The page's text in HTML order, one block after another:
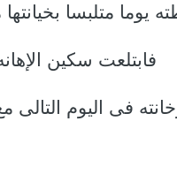
يوما متلبسا
فابتلعت سكين
فى اليوم